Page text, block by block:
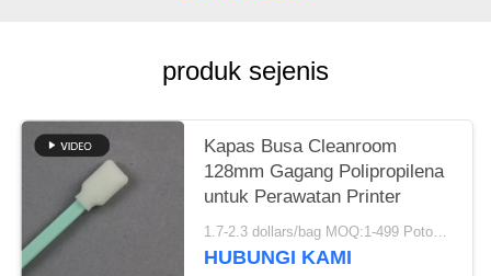
produk sejenis
Kapas Busa Cleanroom
128mm Gagang Polipropilena
untuk Perawatan Printer
HUBUNGI KAMI